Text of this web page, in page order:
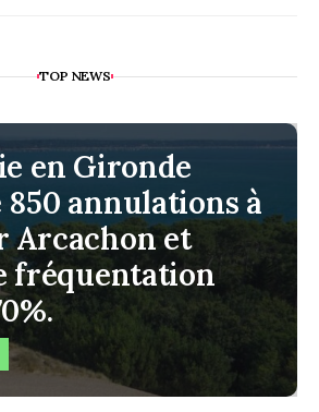
TOP NEWS
en Gironde
annulations à
Arcachon et
fréquentation